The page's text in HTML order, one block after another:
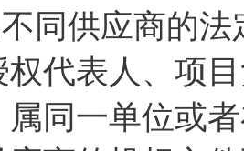
同供应商的法
权代表人、项
属同一单位或